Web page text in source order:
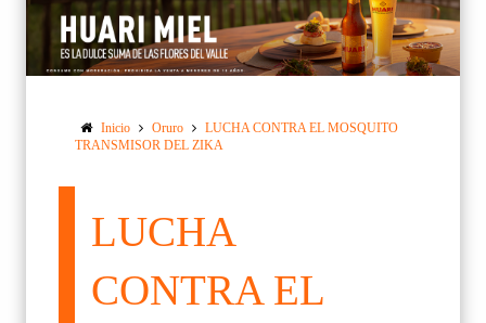
Inicio Oruro
LUCHA CONTRA EL MOSQUITO
TRANSMISOR DEL ZIKA
LUCHA
CONTRA EL